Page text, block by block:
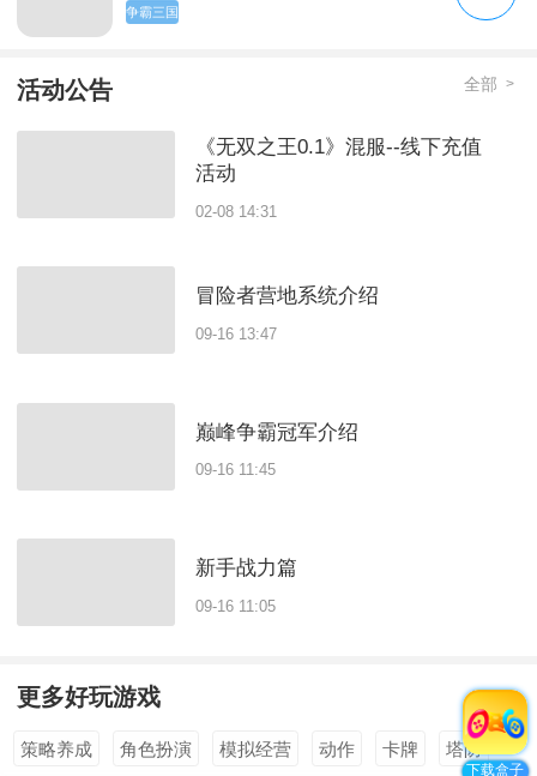
争霸三国
活动公告 全部 >
《无双之王0.1》混服--线下充值
活动
02-08 14:31
冒险者营地系统介绍
09-16 13:47
巅峰争霸冠军介绍
09-16 11:45
新手战力篇
09-16 11:05
更多好玩游戏 全部 >
策略养成 角色扮演 模拟经营 动作 卡牌 塔防
下载盒子